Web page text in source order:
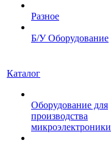
Разное
Б/У Оборудование
Каталог
Оборудование для
производства
микроэлектроники